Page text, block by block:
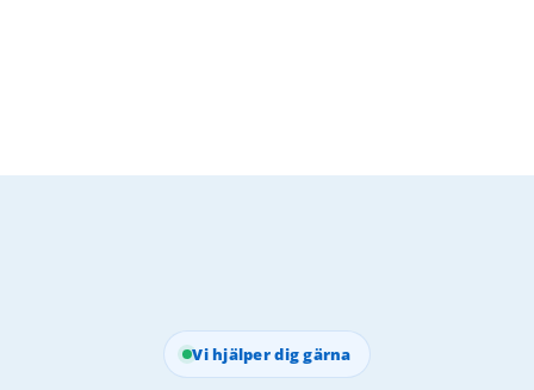
Vi hjälper dig gärna